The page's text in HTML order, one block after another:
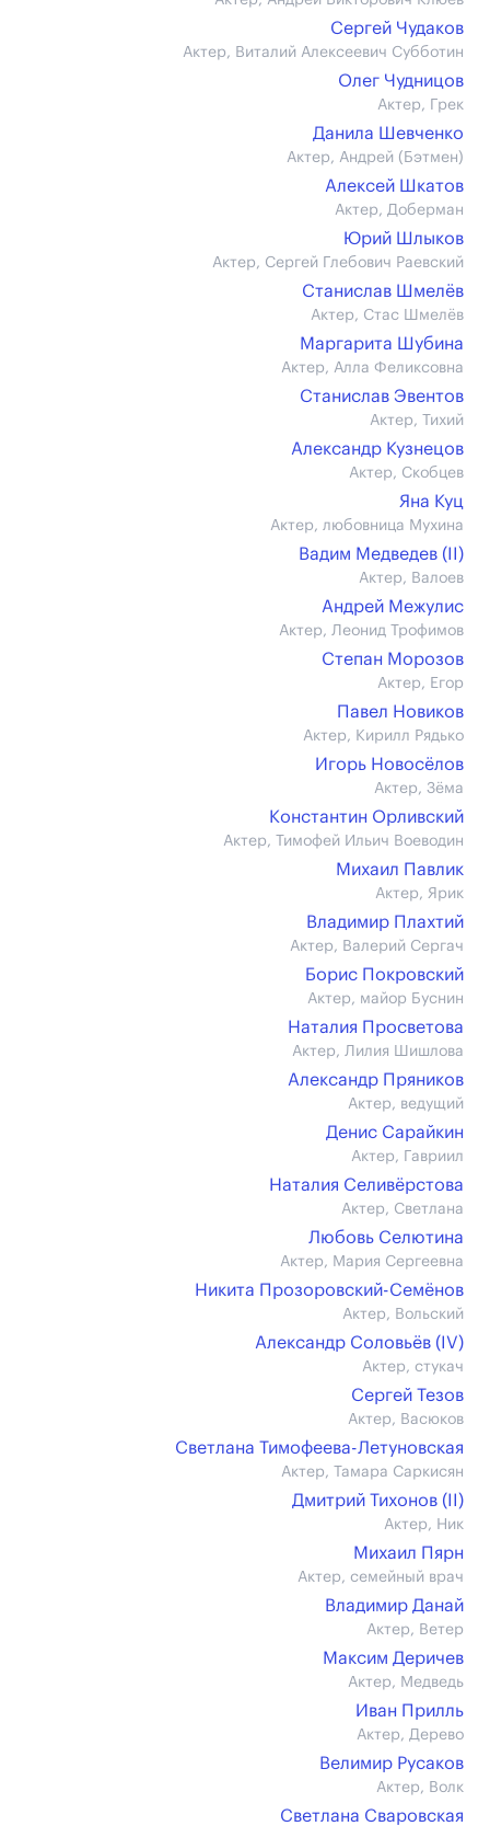
Сергей Чудаков
Актер, Виталий Алексеевич Субботин
Олег Чудницов
Актер, Грек
Данила Шевченко
Актер, Андрей (Бэтмен)
Алексей Шкатов
Актер, Доберман
Юрий Шлыков
Актер, Сергей Глебович Раевский
Станислав Шмелёв
Актер, Стас Шмелёв
Маргарита Шубина
Актер, Алла Феликсовна
Станислав Эвентов
Актер, Тихий
Александр Кузнецов
Актер, Скобцев
Яна Куц
Актер, любовница Мухина
Вадим Медведев (II)
Актер, Валоев
Андрей Межулис
Актер, Леонид Трофимов
Степан Морозов
Актер, Егор
Павел Новиков
Актер, Кирилл Рядько
Игорь Новосёлов
Актер, Зёма
Константин Орливский
Актер, Тимофей Ильич Воеводин
Михаил Павлик
Актер, Ярик
Владимир Плахтий
Актер, Валерий Сергач
Борис Покровский
Актер, майор Буснин
Наталия Просветова
Актер, Лилия Шишлова
Александр Пряников
Актер, ведущий
Денис Сарайкин
Актер, Гавриил
Наталия Селивёрстова
Актер, Светлана
Любовь Селютина
Актер, Мария Сергеевна
Никита Прозоровский-Семёнов
Актер, Вольский
Александр Соловьёв (IV)
Актер, стукач
Сергей Тезов
Актер, Васюков
Светлана Тимофеева-Летуновская
Актер, Тамара Саркисян
Дмитрий Тихонов (II)
Актер, Ник
Михаил Пярн
Актер, семейный врач
Владимир Данай
Актер, Ветер
Максим Деричев
Актер, Медведь
Иван Прилль
Актер, Дерево
Велимир Русаков
Актер, Волк
Светлана Сваровская